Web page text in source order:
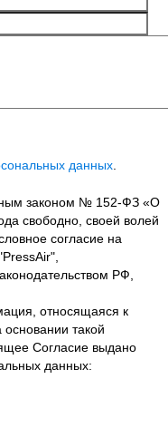
данных
законом № 152-ФЗ «О
свободно, своей волей
согласие на
РФ,
относящаяся к
такой
Согласие выдано
данных: